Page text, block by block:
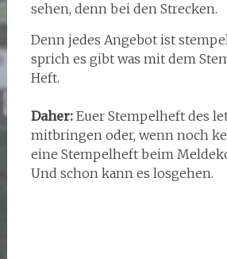
sehen, denn bei den Strecken.
Denn jedes Angebot ist
sprich es gibt was mit dem
Heft.
Daher:Euer Stempelheft des
mitbringen oder, wenn noch
eine Stempelheft beim
Und schon kann es losgehen.